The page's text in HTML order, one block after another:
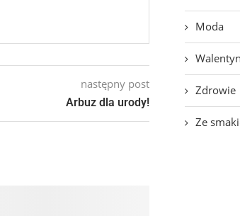
następny post
Arbuz dla urody!
Moda
Zdrowie
Ze